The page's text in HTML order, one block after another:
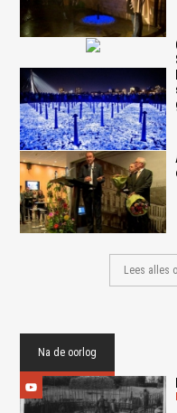
Lees alles
Na de oorlog